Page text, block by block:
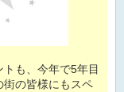
も、今年で5年目
街の皆様にもスペ